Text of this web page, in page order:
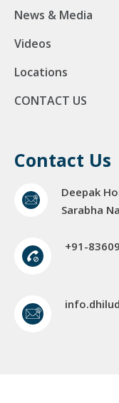
News & Media
Videos
Locations
CONTACT US
Contact Us
Deepak
Sarabha
+91-